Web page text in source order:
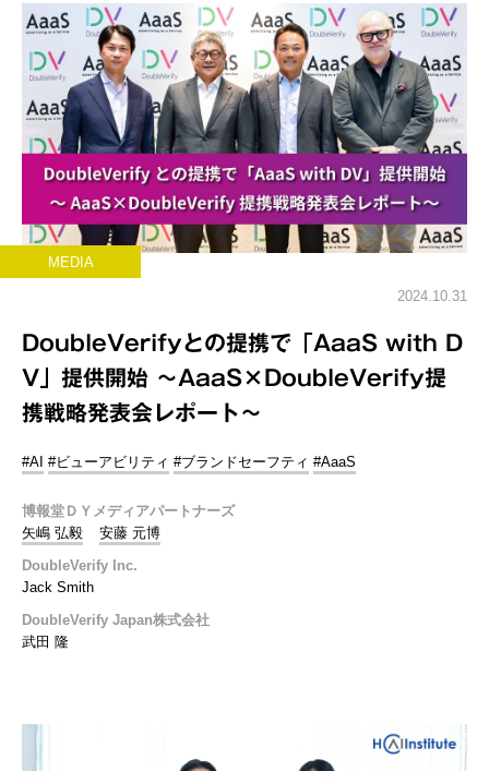
MEDIA
2024.10.31
DoubleVerifyとの提携で「AaaS with D
V」提供開始 ～AaaS×DoubleVerify提
携戦略発表会レポート～
#AI #ビューアビリティ #ブランドセーフティ #AaaS
博報堂ＤＹメディアパートナーズ
矢嶋 弘毅
安藤 元博
DoubleVerify Inc.
Jack Smith
DoubleVerify Japan株式会社
武田 隆